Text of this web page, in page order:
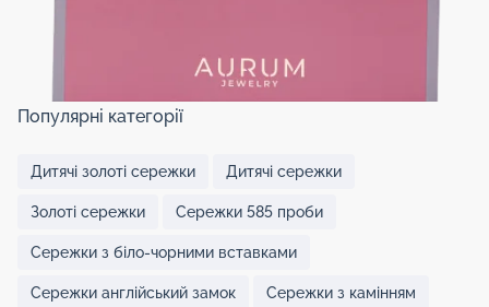
Популярні категорії
Дитячі золоті сережки Дитячі сережки
Золоті сережки Сережки 585 проби
Сережки з біло-чорними вставками
Сережки англійський замок Сережки з камінням